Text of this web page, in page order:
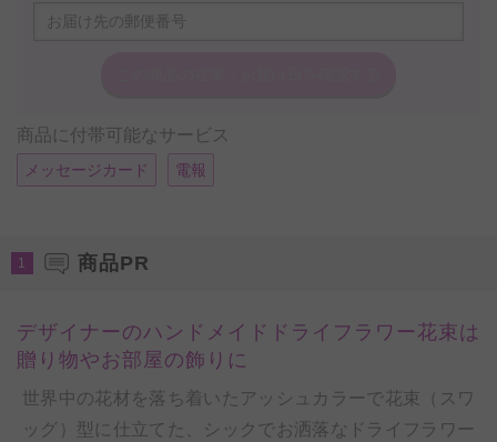
商品に付帯可能なサービス
メッセージカード 電報
1 商品PR
デザイナーのハンドメイドドライフラワー花束は
贈り物やお部屋の飾りに
世界中の花材を落ち着いたアッシュカラーで花束（スワ
ッグ）型に仕立てた、シックでお洒落なドライフラワー